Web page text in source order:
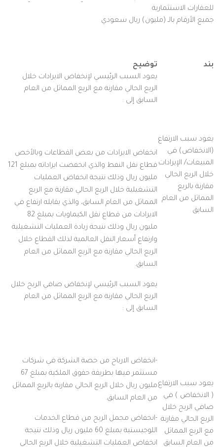
للعقارات الاستثمارية
-
-
جميع الأرقام بالـ (مليون) ريال سعودي
بند توضيح
يعود سبب الارتفاع
(الانخفاض) في
المبيعات/ الإيرادات
خلال الربع الحالي
مقارنة بالربع
المماثل من العام
السابق
يعود السبب الرئيسي لإنخفاض الايرادات خلال
الربع الحالي مقارنة مع الربع المماثل من العام
السابق إلى :
انخفاض الايرادات من بعض القطاعات وبالأخص
قطاع نقل النفط والذي انخفضت ايراداته بمبلغ 121
مليون ريال وذلك نتيجة انخفاض العمليات
التشغيلية خلال الربع الحالي مقارنة مع الربع
المماثل من العام السابق، والذي يقابله ارتفاع في
الايرادات من قطاع نقل الكيماويات بمبلغ 82
مليون ريال وذلك نتيجة زيادة العمليات التشغيلية
وارتفاع أسعار النقل العالمية لذلك القطاع خلال
الربع الحالي مقارنة مع الربع المماثل من العام
السابق.
يعود سبب الارتفاع
( الانخفاض ) في
صافي الربح خلال
الربع الحالي مقارنة
مع الربع المماثل
من العام السابق
يعود السبب الرئيسي لإنخفاض صافي الربح خلال
الربع الحالي مقارنة مع الربع المماثل من العام
السابق إلى :
-انخفاض الارباح من حصة الشركة في شركات
مستثمر فيها بطريقة حقوق الملكية بمبلغ 67
مليون ريال خلال الربع الحالي مقارنة بالربع المماثل
من العام السابق.
-انخفاض مجمل الربح من قطاع الخدمات
اللوجيستية بمبلغ 60 مليون ريال وذلك نتيجة
انخفاض العمليات التشغيلية خلال الربع الحالي